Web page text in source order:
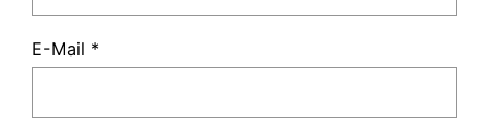
E-Mail *